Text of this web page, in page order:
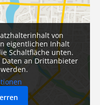
von
eigentlichen Inhalt
Schaltfläche unten.
Daten an Drittanbieter